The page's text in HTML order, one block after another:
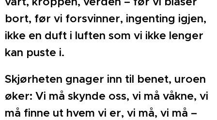
bort, før vi forsvinner, ingenting igjen,
ikke en duft i luften som vi ikke lenger
kan puste i.
Skjørheten gnager inn til benet, uroen
øker: Vi må skynde oss, vi må våkne, vi
må finne ut hvem vi er, vi må, vi må –